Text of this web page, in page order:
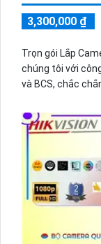
3,300,000 ₫
Trọn gói Lắp
chúng tôi với
và BCS, chắc
chọn hoàn hảo
Camera được
nghệ AHD, CVI,
lượng cao, giúp
nhà.
trọn gói còn bao
trong lĩnh vực